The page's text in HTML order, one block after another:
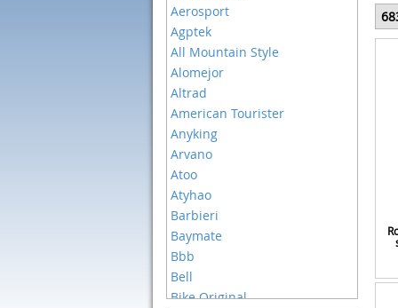
Aerosport
Agptek
All Mountain Style
Alomejor
Altrad
American Tourister
Anyking
Arvano
Atoo
Atyhao
Barbieri
Baymate
Bbb
Bell
Bike Original